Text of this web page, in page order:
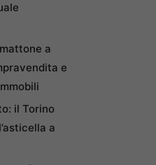
a
e
il Torino
a